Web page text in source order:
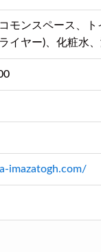
モンスペース、ト
イヤー)、化粧水
imazatogh.com/